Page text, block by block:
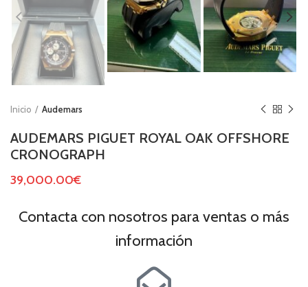
Inicio Audemars
AUDEMARS PIGUET ROYAL OAK OFFSHORE
CRONOGRAPH
39,000.00€
Contacta con nosotros para ventas o más
información